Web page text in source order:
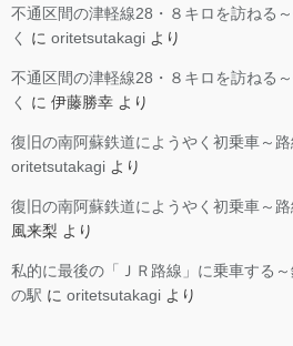
不通区間の津軽線28・８キロを訪ねる
く
に oritetsutakagi より
不通区間の津軽線28・８キロを訪ねる
く
に 伊藤勝幸 より
復旧の南阿蘇鉄道にようやく初乗車～
oritetsutakagi より
復旧の南阿蘇鉄道にようやく初乗車～
風来梨 より
私的に最後の「ＪＲ路線」に乗車する
の駅 に oritetsutakagi より